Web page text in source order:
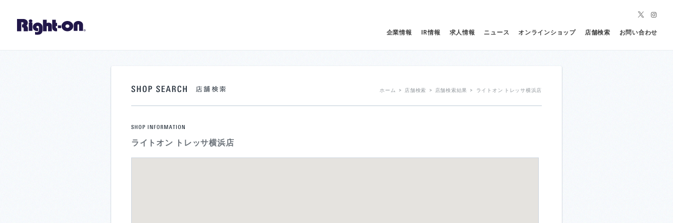
企業情報 IR情報 求人情報 ニュース オンラインショップ 店舗検索 お問い合わせ
SHOP SEARCH 店舗検索
ホーム > 店舗検索 > 店舗検索結果 > ライトオン トレッサ横浜店
ライトオン トレッサ横浜店